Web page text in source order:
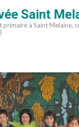
Saint
primaire à Saint Melaine,